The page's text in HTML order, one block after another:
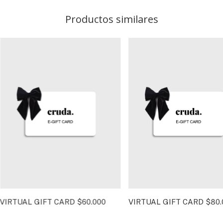
Productos similares
VIRTUAL GIFT CARD $60.000 VIRTUAL GIFT CARD